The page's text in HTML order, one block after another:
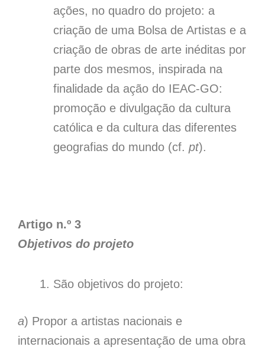
ações, no quadro do projeto: a
criação de uma Bolsa de Artistas e a
criação de obras de arte inéditas por
parte dos mesmos, inspirada na
finalidade da ação do IEAC-GO:
promoção e divulgação da cultura
católica e da cultura das diferentes
geografias do mundo (cf. pt).
Artigo n.º 3
Objetivos do projeto
São objetivos do projeto:
a) Propor a artistas nacionais e
internacionais a apresentação de uma obra